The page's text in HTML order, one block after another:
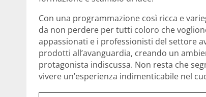
Con una programmazione così ricca e
da non perdere per tutti coloro che
appassionati e i professionisti del settore
prodotti all’avanguardia, creando un
protagonista indiscussa. Non resta che
vivere un’esperienza indimenticabile nel